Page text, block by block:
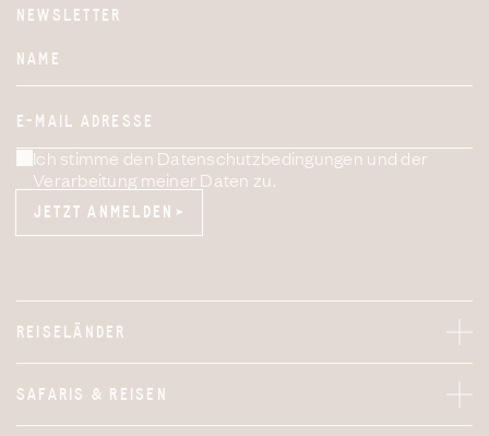
NEWSLETTER
NAME
E-MAIL ADRESSE
Ich stimme den Datenschutzbedingungen und der
Verarbeitung meiner Daten zu.
JETZT ANMELDEN
JETZT ANMELDEN
REISELÄNDER
SAFARIS & REISEN